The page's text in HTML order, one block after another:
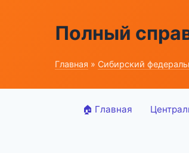
Полный
Главная » Сибирский
🏠 Главная